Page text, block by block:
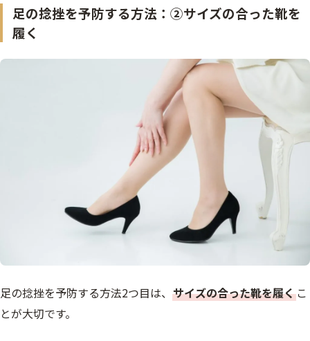
足の捻挫を予防する方法：②サイズの合った靴を
履く
足の捻挫を予防する方法2つ目は、 サイズの合った靴を履くこ
とが大切です。